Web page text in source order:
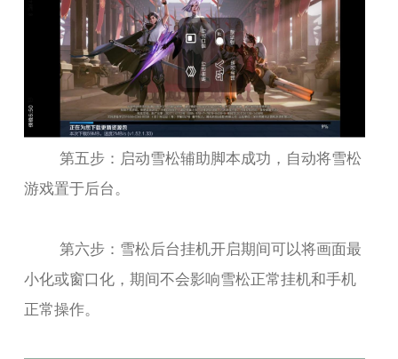
第五步：启动雪松辅助脚本成功，自动将雪松
游戏置于后台。
第六步：雪松后台挂机开启期间可以将画面最
小化或窗口化，期间不会影响雪松正常挂机和手机
正常操作。